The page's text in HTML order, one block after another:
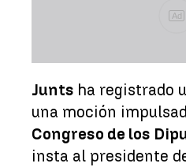
Ad
Junts ha registrado
una moción
Congreso de los
insta al presidente